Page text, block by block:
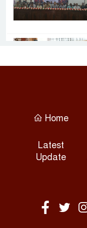
Home
Latest
Update